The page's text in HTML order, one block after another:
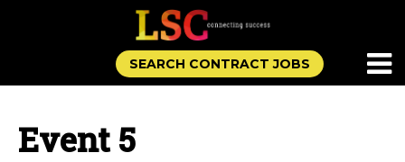
SEARCH CONTRACT JOBS
Event 5